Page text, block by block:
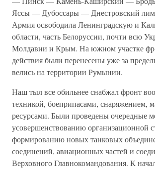
Яссы — Дубоссары — Днестровский
Армия освободила Ленинградскую и
области, часть Белоруссии, почти всю
Молдавии и Крым. На южном участке
действия были перенесены уже за
велись на территории Румынии.
Наш тыл все обильнее снабжал фронт
техникой, боеприпасами, снаряжением,
ресурсами. Были проведены очередные
усовершенствованию организационной
формированию новых танковых
соединений, авиационных частей и
Верховного Главнокомандования. К